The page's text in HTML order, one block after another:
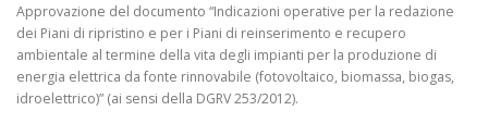
Approvazione del documento “Indicazioni operative per la redazione
dei Piani di ripristino e per i Piani di reinserimento e recupero
ambientale al termine della vita degli impianti per la produzione di
energia elettrica da fonte rinnovabile (fotovoltaico, biomassa, biogas,
idroelettrico)” (ai sensi della DGRV 253/2012).